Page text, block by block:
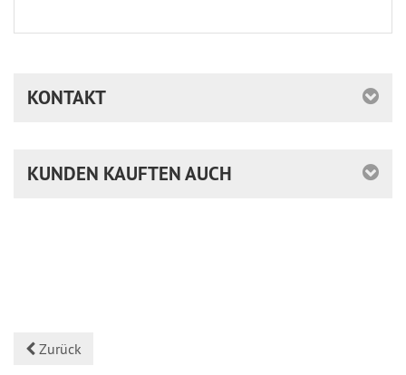
KONTAKT
KUNDEN KAUFTEN AUCH
Zurück